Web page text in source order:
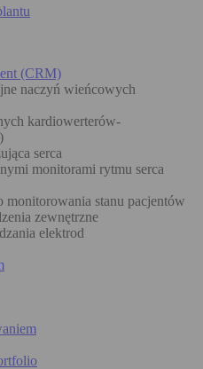
(CRM)
naczyń wieńcowych
kardiowerterów-
serca
monitorami rytmu serca
monitorowania stanu pacjentów
zewnętrzne
elektrod